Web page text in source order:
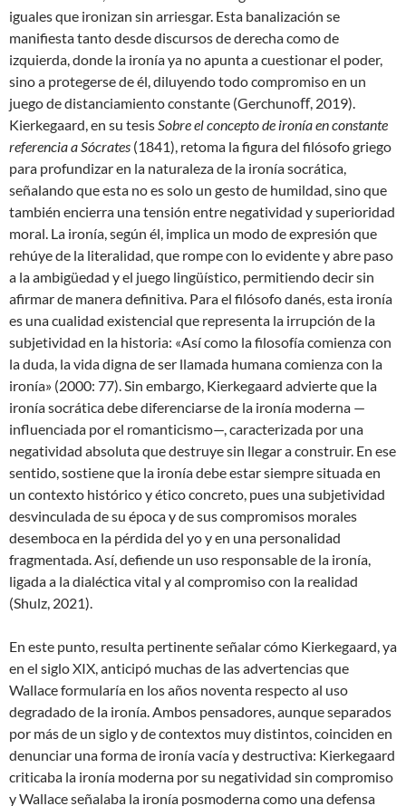
iguales que ironizan sin arriesgar. Esta banalización se
manifiesta tanto desde discursos de derecha como de
izquierda, donde la ironía ya no apunta a cuestionar el poder,
sino a protegerse de él, diluyendo todo compromiso en un
juego de distanciamiento constante (Gerchunoﬀ, 2019).
Kierkegaard, en su tesisSobre el concepto de ironía en constante
referencia a Sócrates (1841), retoma la figura del filósofo griego
para profundizar en la naturaleza de la ironía socrática,
señalando que esta no es solo un gesto de humildad, sino que
también encierra una tensión entre negatividad y superioridad
moral. La ironía, según él, implica un modo de expresión que
rehúye de la literalidad, que rompe con lo evidente y abre paso
a la ambigüedad y el juego lingüístico, permitiendo decir sin
afirmar de manera definitiva. Para el filósofo danés, esta ironía
es una cualidad existencial que representa la irrupción de la
subjetividad en la historia: «Así como la filosofía comienza con
la duda, la vida digna de ser llamada humana comienza con la
ironía» (2000: 77). Sin embargo, Kierkegaard advierte que la
ironía socrática debe diferenciarse de la ironía moderna —
influenciada por el romanticismo—, caracterizada por una
negatividad absoluta que destruye sin llegar a construir. En ese
sentido, sostiene que la ironía debe estar siempre situada en
un contexto histórico y ético concreto, pues una subjetividad
desvinculada de su época y de sus compromisos morales
desemboca en la pérdida del yo y en una personalidad
fragmentada. Así, defiende un uso responsable de la ironía,
ligada a la dialéctica vital y al compromiso con la realidad
(Shulz, 2021).
En este punto, resulta pertinente señalar cómo Kierkegaard, ya
en el siglo XIX, anticipó muchas de las advertencias que
Wallace formularía en los años noventa respecto al uso
degradado de la ironía. Ambos pensadores, aunque separados
por más de un siglo y de contextos muy distintos, coinciden en
denunciar una forma de ironía vacía y destructiva: Kierkegaard
criticaba la ironía moderna por su negatividad sin compromiso
y Wallace señalaba la ironía posmoderna como una defensa